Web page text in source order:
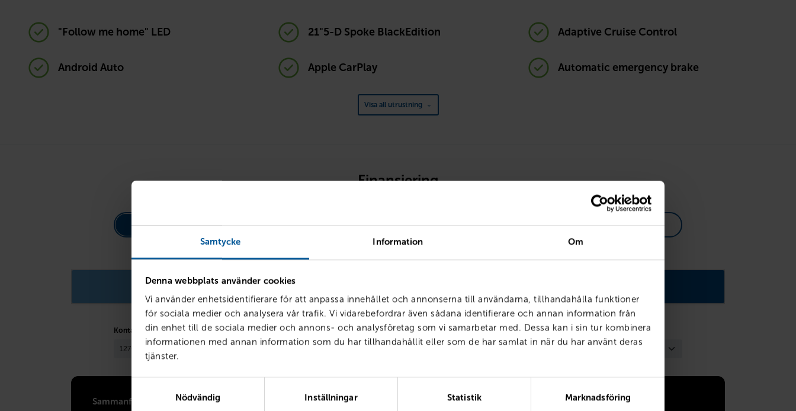
Samtycke Information Om
Denna webbplats använder cookies
Vi använder enhetsidentifierare för att anpassa innehållet och annonserna till användarna, tillhandahålla funktioner
för sociala medier och analysera vår trafik. Vi vidarebefordrar även sådana identifierare och annan information från
din enhet till de sociala medier och annons- och analysföretag som vi samarbetar med. Dessa kan i sin tur kombinera
informationen med annan information som du har tillhandahållit eller som de har samlat in när du har använt deras
tjänster.
Nödvändig
Inställningar Statistik Marknadsföring
"Follow me home" LED 21"5-D Spoke BlackEdition Adaptive Cruise Control
Android Auto Apple CarPlay Automatic emergency brake
Visa all utrustning
Finansiering
Billån Ägandekostnad
Kontantinsats Avbetalningstid
Sammanfattning